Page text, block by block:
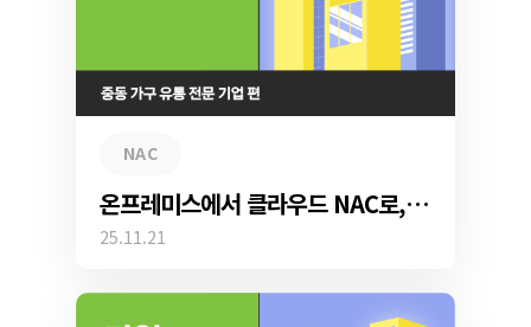
NAC
온프레미스에서 클라우드 NAC로, 중동 가구 유통 전문 기업의 보안 혁신 이야기
25.11.21